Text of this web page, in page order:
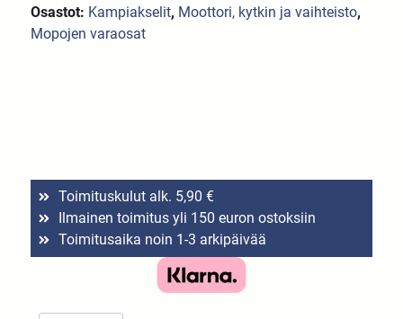
Osastot: Kampiakselit, Moottori, kytkin ja vaihteisto,
Mopojen varaosat
Toimituskulut alk. 5,90 €
Ilmainen toimitus yli 150 euron ostoksiin
Toimitusaika noin 1-3 arkipäivää